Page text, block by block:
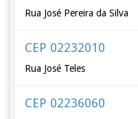
Rua José Pereira da Silva
CEP 02232010
Rua José Teles
CEP 02236060